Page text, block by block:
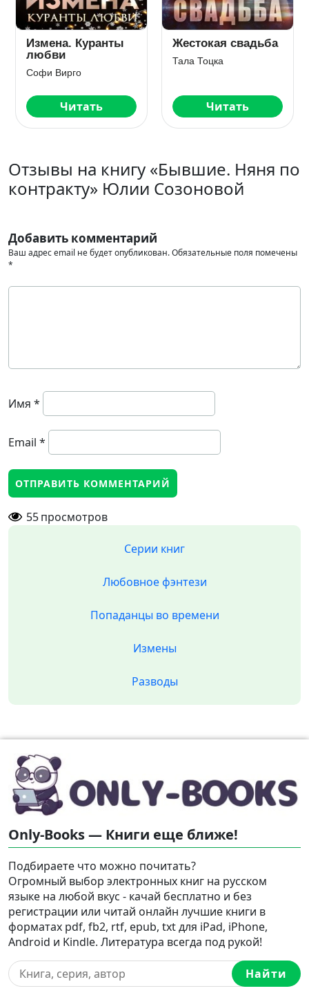
Измена. Куранты
любви
Софи Вирго
Читать
Жестокая свадьба
Тала Тоцка
Читать
Отзывы на книгу «Бывшие. Няня по
контракту» Юлии Созоновой
Добавить комментарий
Ваш адрес email не будет опубликован.Обязательные поля помечены
*
Имя *
Email *
55просмотров
Серии книг
Любовное фэнтези
Попаданцы во времени
Измены
Разводы
Only-Books — Книги еще ближе!
Подбираете что можно почитать?
Огромный выбор электронных книг на русском
языке на любой вкус - качай бесплатно и без
регистрации или читай онлайн лучшие книги в
форматах pdf, fb2, rtf, epub, txt для iPad, iPhone,
Android и Kindle. Литература всегда под рукой!
Найти